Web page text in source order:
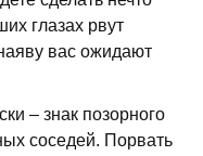
глазах рвут
вас ожидают
– знак позорного
соседей. Порвать